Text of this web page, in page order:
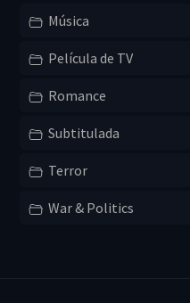
Música
Película de TV
Romance
Subtitulada
Terror
War & Politics